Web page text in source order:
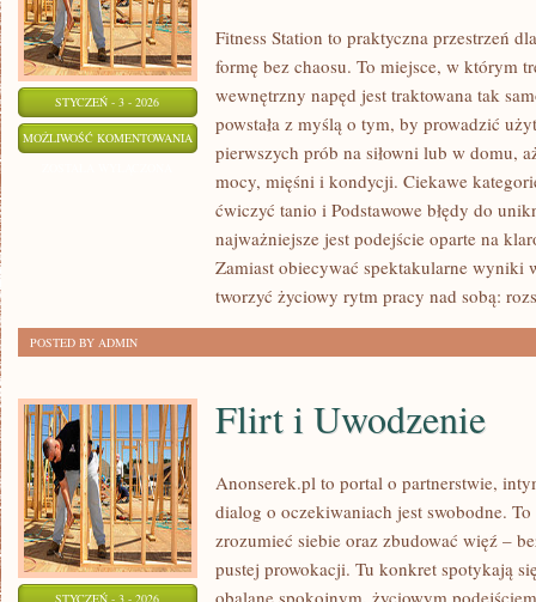
STYCZEŃ - 3 - 2026
MOŻLIWOŚĆ KOMENTOWANIA FITNESS
CHOROBY
CYWILIZACYJNE
Fitness Station to praktyczna przestrzeń
formę bez chaosu. To miejsce, w którym
wewnętrzny napęd jest traktowana tak
powstała z myślą o tym, by prowadzić
pierwszych prób na siłowni lub w domu,
mocy, mięśni i kondycji. Ciekawe
ćwiczyć tanio i Podstawowe błędy do
najważniejsze jest podejście oparte na
Zamiast obiecywać spektakularne wyniki
tworzyć życiowy rytm pracy nad sobą:
POSTED BY ADMIN
STYCZEŃ - 3 - 2026
Flirt i Uwodzenie
Anonserek.pl to portal o partnerstwie,
dialog o oczekiwaniach jest swobodne.
zrozumieć siebie oraz zbudować więź –
pustej prowokacji. Tu konkret spotykają
obalane spokojnym, życiowym